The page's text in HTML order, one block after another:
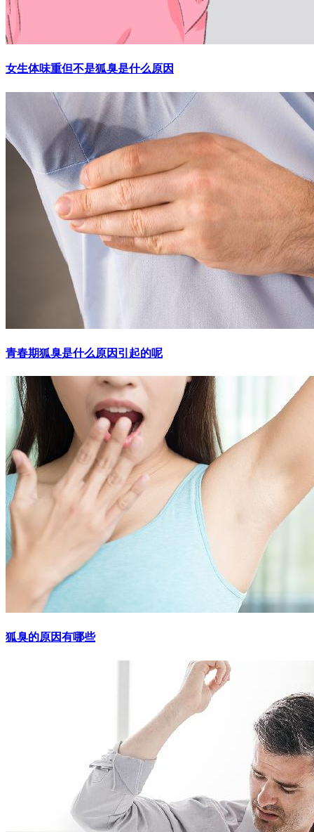
女生体味重但不是狐臭是什么原因
青春期狐臭是什么原因引起的呢
狐臭的原因有哪些